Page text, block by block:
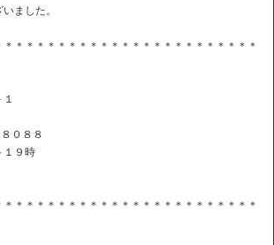
ました。
＊＊＊＊＊＊＊＊＊＊＊＊＊＊＊＊＊＊＊＊＊＊＊
０８８
９時
＊＊＊＊＊＊＊＊＊＊＊＊＊＊＊＊＊＊＊＊＊＊＊